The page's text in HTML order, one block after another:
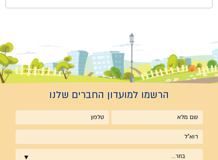
הרשמו למועדון החברים שלנו
שם
מלא
טלפון
אימייל
בחר...